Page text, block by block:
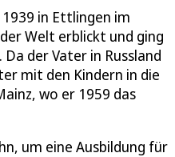
in Ettlingen im
Welt erblickt und ging
der Vater in Russland
mit den Kindern in die
wo er 1959 das
um eine Ausbildung für